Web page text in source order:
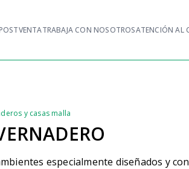
TRABAJA CON NOSOTROSATENCIÓN AL
y casas malla
especialmente diseñados y